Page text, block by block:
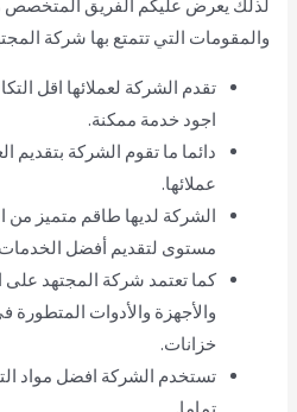
لذلك يعرض عليكم الفريق المتخصص
والمقومات التي تتمتع بها شركة
تقدم الشركة لعملائها اقل
اجود خدمة ممكنة.
دائما ما تقوم الشركة
عملائها.
الشركة لديها طاقم متميز من
مستوى لتقديم أفضل
كما تعتمد شركة المجتهد
والأجهزة والأدوات
خزانات.
تستخدم الشركة افضل مواد